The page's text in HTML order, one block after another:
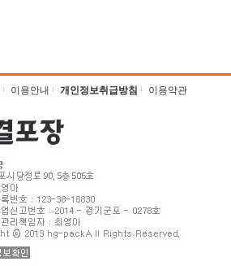
이용안내 개인정보취급방침 이용약관